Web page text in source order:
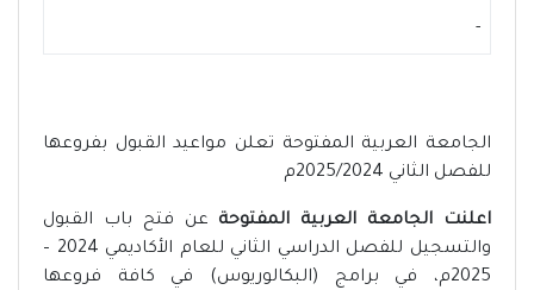
-
الجامعة العربية المفتوحة تعلن مواعيد القبول بفروعها
للفصل الثاني 2025/2024م
اعلنت الجامعة العربية المفتوحة عن فتح باب القبول
والتسجيل للفصل الدراسي الثاني للعام الأكاديمي 2024 –
2025م، في برامج (البكالوريوس) في كافة فروعها